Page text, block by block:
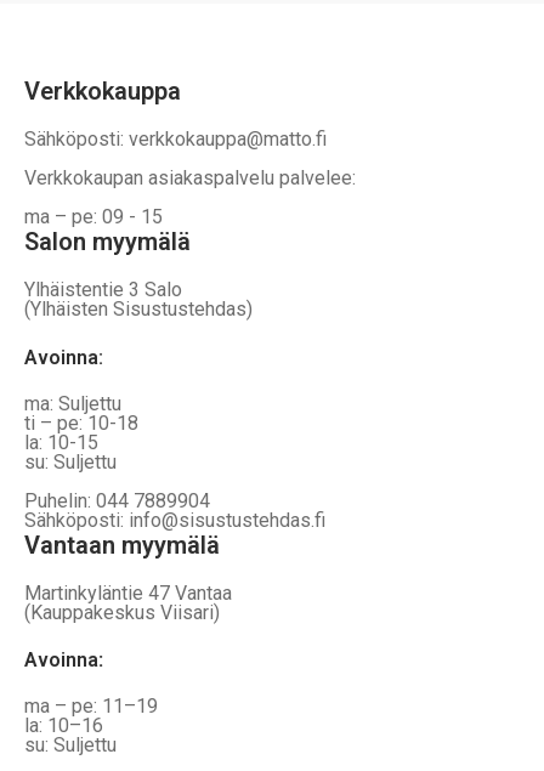
Verkkokauppa
Sähköposti: verkkokauppa@matto.fi
Verkkokaupan asiakaspalvelu palvelee:
ma – pe: 09 - 15
Salon myymälä
Ylhäistentie 3 Salo
(Ylhäisten Sisustustehdas)
Avoinna:
ma: Suljettu
ti – pe: 10-18
la: 10-15
su: Suljettu
Puhelin: 044 7889904
Sähköposti: info@sisustustehdas.fi
Vantaan myymälä
Martinkyläntie 47 Vantaa
(Kauppakeskus Viisari)
Avoinna:
ma – pe: 11–19
la: 10–16
su: Suljettu